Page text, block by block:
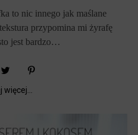
to nic innego jak maślane
przypomina mi żyrafę
jest bardzo…